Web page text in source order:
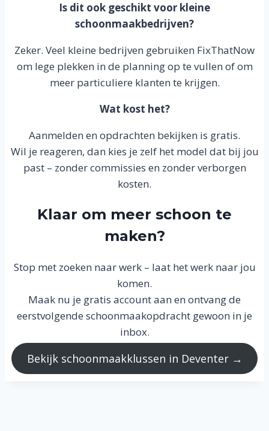
Is dit ook geschikt voor kleine
schoonmaakbedrijven?
Zeker. Veel kleine bedrijven gebruiken FixThatNow
om lege plekken in de planning op te vullen of om
meer particuliere klanten te krijgen.
Wat kost het?
Aanmelden en opdrachten bekijken is gratis.
Wil je reageren, dan kies je zelf het model dat bij jou
past – zonder commissies en zonder verborgen
kosten.
Klaar om meer schoon te
maken?
Stop met zoeken naar werk – laat het werk naar jou
komen.
Maak nu je gratis account aan en ontvang de
eerstvolgende schoonmaakopdracht gewoon in je
inbox.
Bekijk schoonmaakklussen in Deventer →